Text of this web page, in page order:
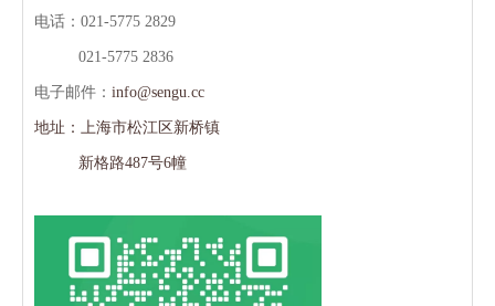
电话：021-5775 2829
021-5775 2836
电子邮件： info@sengu.cc
地址：上海市松江区新桥镇
新格路487号6幢